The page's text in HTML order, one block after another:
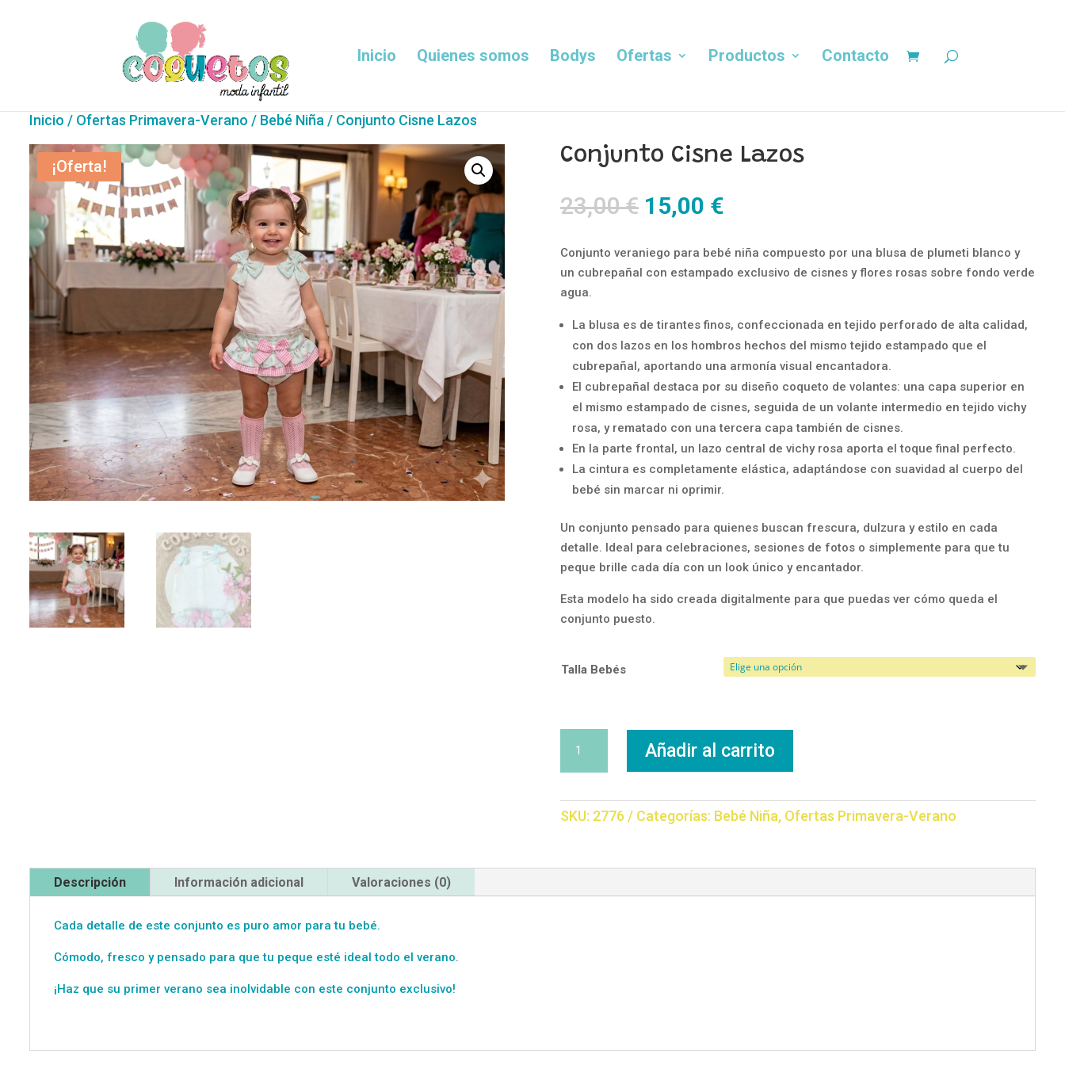
Inicio Quienes somos Bodys Ofertas Productos Contacto
Inicio / Ofertas Primavera-Verano / Bebé Niña / Conjunto Cisne Lazos
¡Oferta! Conjunto Cisne Lazos
23,00€ El
precio
original
era:
23,00 €.
15,00 €El
actual
es:
15,00 €.
Conjunto veraniego para bebé niña compuesto por una blusa de plumeti blanco y
un cubrepañal con estampado exclusivo de cisnes y flores rosas sobre fondo verde
agua.
La blusa es de tirantes finos, confeccionada en tejido perforado de alta calidad,
con dos lazos en los hombros hechos del mismo tejido estampado que el
cubrepañal, aportando una armonía visual encantadora.
El cubrepañal destaca por su diseño coqueto de volantes: una capa superior en
el mismo estampado de cisnes, seguida de un volante intermedio en tejido vichy
rosa, y rematado con una tercera capa también de cisnes.
En la parte frontal, un lazo central de vichy rosa aporta el toque final perfecto.
La cintura es completamente elástica, adaptándose con suavidad al cuerpo del
bebé sin marcar ni oprimir.
Un conjunto pensado para quienes buscan frescura, dulzura y estilo en cada
detalle. Ideal para celebraciones, sesiones de fotos o simplemente para que tu
peque brille cada día con un look único y encantador.
Esta modelo ha sido creada digitalmente para que puedas ver cómo queda el
conjunto puesto.
Talla Bebés
Cisne
Lazos
cantidad
Añadir al carrito
SKU: 2776 Categorías: Bebé Niña, Ofertas Primavera-Verano
Descripción Información adicional Valoraciones (0)
Cada detalle de este conjunto es puro amor para tu bebé.
Cómodo, fresco y pensado para que tu peque esté ideal todo el verano.
¡Haz que su primer verano sea inolvidable con este conjunto exclusivo!